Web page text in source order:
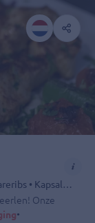
BBQ • Grillroom • Halal • Pizza • Shoarma • Spareribs • Kapsalon • Kip • Döner • Dürüm • Kebab • Friet • Drankjes
Onze
•